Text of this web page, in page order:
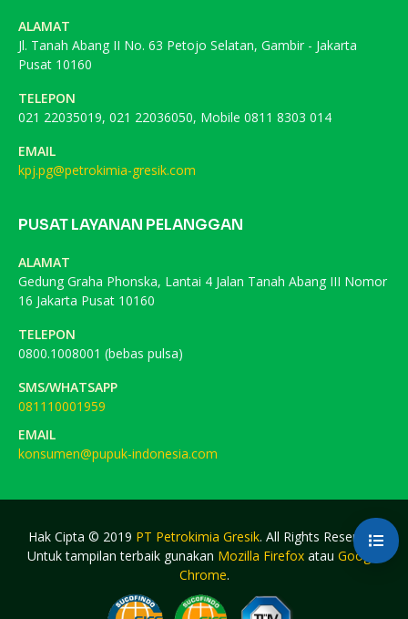
ALAMAT
Jl. Tanah Abang II No. 63 Petojo Selatan, Gambir - Jakarta
Pusat 10160
TELEPON
021 22035019, 021 22036050, Mobile 0811 8303 014
EMAIL
kpj.pg@petrokimia-gresik.com
PUSAT LAYANAN PELANGGAN
ALAMAT
Gedung Graha Phonska, Lantai 4 Jalan Tanah Abang III Nomor
16 Jakarta Pusat 10160
TELEPON
0800.1008001 (bebas pulsa)
SMS/WHATSAPP
081110001959
EMAIL
konsumen@pupuk-indonesia.com
Hak Cipta © 2019 PT Petrokimia Gresik. All Rights Reserved.
Untuk tampilan terbaik gunakan Mozilla Firefox atau Google
Chrome.